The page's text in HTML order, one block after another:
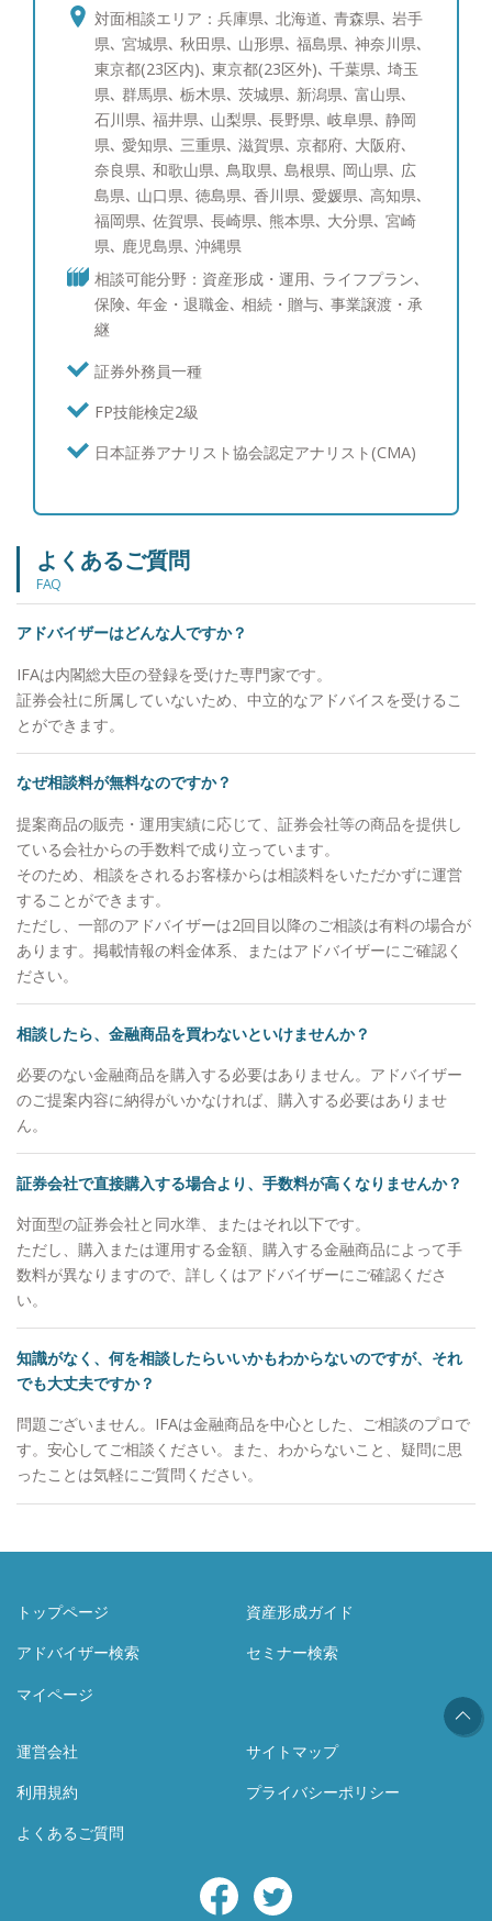
裕層のご相談者様にもさまざまなお悩みがあるかと
存じます。 一方でそのお悩みは、資産運用、贈
与・相続を含めた資産承継、事業承継、投資教育、
に大きく分けられるかと存じます。そのそれぞれに
ついて海外を含めて経験を10年以上積み重ねて参り
ました。 すでにアドバイザーが担当しているお客
様も、これからご検討されるお客様にも満足いただ
けるサービスをご提供できるかと存じます。 【資
産運用：ポートフォリオ分析と債券運用への取り組
み】 ポートフォリオ分析では、ブルームバーグと
いう機関投資家含めたプロ投資家が愛用する専用情
報端末を使い、サービスをご提供しています。債券
運用のスキルは三菱UFJメリルリンチPB証券時代に
磨かれ、シンガポールへの社費留学経験を活かし、
海外の最新情報を収集しています。現在ポートフォ
討中の方々にも、期待にお応え出来るサービスを提
供させて頂けることと自負しています。 【資産運
用：ポートフォリオ運用について】 富裕層の皆様
多くいただくため、個別株よりも値動きが安定的な
心にご提案を行い、継続的な利息とキャピタルゲイ
ただける運用を行えていることから、「亀井さんに
任せて良かった。」と喜んでいただけることが多い
です。 【資産運用：情報収集への取り組み】 とり
わけ債券投資の情報は一般に公開されていないもの
確認し、個人でブルームバーグ端末を契約して情報
収集に努めています。商品別の過去の値動きやその
要因も分析し、お客様に情報提供を行っています。
【投資教育】 私立大学でライフプランニングを教
えていた経験を通じて、富裕層のお客様のご子息、
ご令嬢に対して投資教育を実施させていただいてお
ります。 【大切にしていること】 「自分が心の底
から思っていること」をお伝えすることです。マー
えします。他社の商品が良いと思えば良いと申し上
げますし、駄目なものはダメと申し上げます。それ
がお客様からの信頼に繋がると思っています。
【自身のマネースタイル】 個別株ですと値動きに
の動きに使ってしまい、もったいないと思っている
ので、基本的に収入のうち余ったお金はETFや他の
阪市 【家族構成】 妻と10歳、8歳の2人の子供がい
ます。 【趣味】 ゴルフ、旅行、お酒が趣味で、最
近は沖縄に行きました。マイル集めにこだわりがあ
お客様にも伝えることがあります。
対面相談エリア：兵庫県､ 北海道､ 青森県､ 岩手
県､ 宮城県､ 秋田県､ 山形県､ 福島県､ 神奈川県､
東京都(23区内)､ 東京都(23区外)､ 千葉県､ 埼玉
県､ 群馬県､ 栃木県､ 茨城県､ 新潟県､ 富山県､
石川県､ 福井県､ 山梨県､ 長野県､ 岐阜県､ 静岡
県､ 愛知県､ 三重県､ 滋賀県､ 京都府､ 大阪府､
奈良県､ 和歌山県､ 鳥取県､ 島根県､ 岡山県､ 広
島県､ 山口県､ 徳島県､ 香川県､ 愛媛県､ 高知県､
福岡県､ 佐賀県､ 長崎県､ 熊本県､ 大分県､ 宮崎
県､ 鹿児島県､ 沖縄県
相談可能分野：資産形成・運用､ ライフプラン､
保険､ 年金・退職金､ 相続・贈与､ 事業譲渡・承
継
証券外務員一種
FP技能検定2級
日本証券アナリスト協会認定アナリスト(CMA)
よくあるご質問
FAQ
アドバイザーはどんな人ですか？
IFAは内閣総大臣の登録を受けた専門家です。
証券会社に所属していないため、中立的なアドバイスを受けるこ
とができます。
なぜ相談料が無料なのですか？
提案商品の販売・運用実績に応じて、証券会社等の商品を提供し
ている会社からの手数料で成り立っています。
そのため、相談をされるお客様からは相談料をいただかずに運営
することができます。
ただし、一部のアドバイザーは2回目以降のご相談は有料の場合が
あります。掲載情報の料金体系、またはアドバイザーにご確認く
ださい。
相談したら、金融商品を買わないといけませんか？
必要のない金融商品を購入する必要はありません。アドバイザー
のご提案内容に納得がいかなければ、購入する必要はありませ
ん。
証券会社で直接購入する場合より、手数料が高くなりませんか？
対面型の証券会社と同水準、またはそれ以下です。
ただし、購入または運用する金額、購入する金融商品によって手
数料が異なりますので、詳しくはアドバイザーにご確認くださ
い。
知識がなく、何を相談したらいいかもわからないのですが、それ
でも大丈夫ですか？
問題ございません。IFAは金融商品を中心とした、ご相談のプロで
す。安心してご相談ください。また、わからないこと、疑問に思
ったことは気軽にご質問ください。
トップページ
資産形成ガイド
アドバイザー検索
セミナー検索
マイページ
運営会社
サイトマップ
利用規約
プライバシーポリシー
よくあるご質問
Facebook